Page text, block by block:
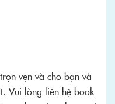
vẹn và cho bạn và
Vui lòng liên hệ book